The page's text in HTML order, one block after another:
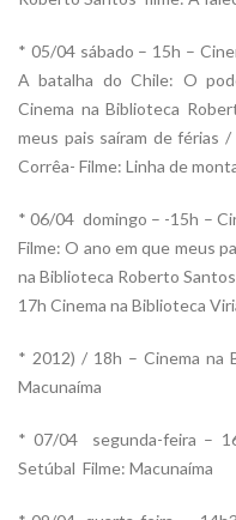
* 05/04 sábado – 15h –
A batalha do Chile: O
Cinema na Biblioteca
meus pais saíram de férias
Corrêa- Filme: Linha de
* 06/04  domingo – -15h –
Filme: O ano em que meus
na Biblioteca Roberto Santos
17h Cinema na Biblioteca
* 2012) / 18h – Cinema na
Macunaíma
* 07/04  segunda-feira –
Setúbal  Filme: Macunaíma